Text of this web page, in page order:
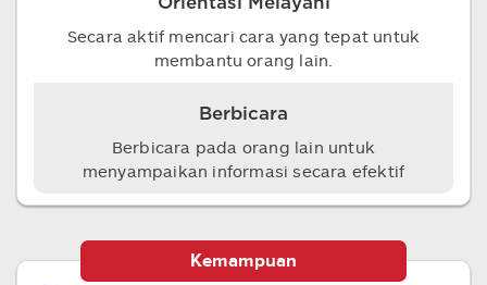
Secara aktif mencari cara yang tepat untuk
membantu orang lain.
Berbicara
Berbicara pada orang lain untuk
menyampaikan informasi secara efektif
Kemampuan